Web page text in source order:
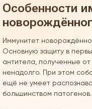
Особенности
Иммунитет
Основную защиту в
антитела, полученные
ненадолго. При этом
ещё не умеет
большинством патогенов.